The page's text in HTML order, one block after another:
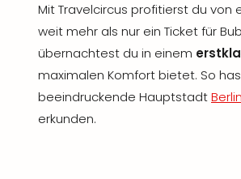
Mit Travelcircus profitierst du von
weit mehr als nur ein Ticket für
übernachtest du in einem
maximalen Komfort bietet. So
beeindruckende Hauptstadt
erkunden.